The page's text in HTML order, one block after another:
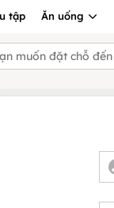
tập Ăn uống